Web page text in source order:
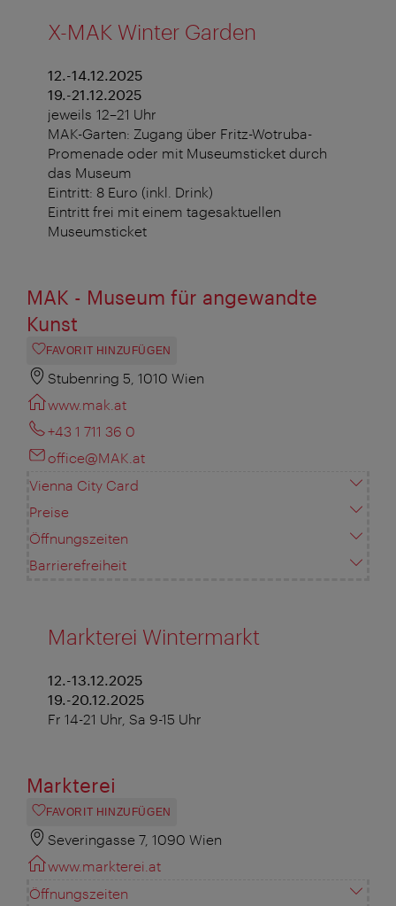
X-MAK Winter Garden
12.-14.12.2025
19.-21.12.2025
jeweils 12–21 Uhr
MAK-Garten: Zugang über Fritz-Wotruba-
Promenade oder mit Museumsticket durch
das Museum
Eintritt: 8 Euro (inkl. Drink)
Eintritt frei mit einem tagesaktuellen
Museumsticket
MAK - Museum für angewandte
Kunst
FAVORIT HINZUFÜGEN
Stubenring 5, 1010 Wien
www.mak.at
+43 1 711 36 0
office@MAK.at
Vienna City Card
Preise
Öffnungszeiten
Barrierefreiheit
Markterei Wintermarkt
12.-13.12.2025
19.-20.12.2025
Fr 14-21 Uhr, Sa 9-15 Uhr
Markterei
FAVORIT HINZUFÜGEN
Severingasse 7, 1090 Wien
www.markterei.at
Öffnungszeiten